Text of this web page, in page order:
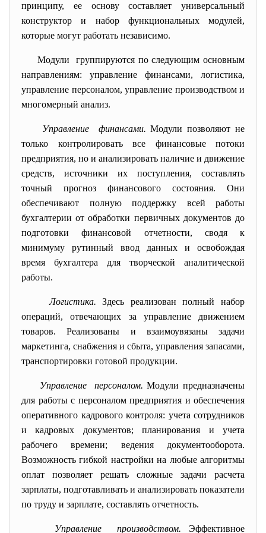
принципу, ее основу составляет универсальный
конструктор и набор функциональных модулей,
которые могут работать независимо.
Модули группируются по следующим основным
направлениям: управление финансами, логистика,
управление персоналом, управление производством и
многомерный анализ.
Управление финансами. Модули позволяют не
только контролировать все финансовые потоки
предприятия, но и анализировать наличие и движение
средств, источники их поступления, составлять
точный прогноз финансового состояния. Они
обеспечивают полную поддержку всей работы
бухгалтерии от обработки первичных документов до
подготовки финансовой отчетности, сводя к
минимуму рутинный ввод данных и освобождая
время бухгалтера для творческой аналитической
работы.
Логистика. Здесь реализован полный набор
операций, отвечающих за управление движением
товаров. Реализованы и взаимоувязаны задачи
маркетинга, снабжения и сбыта, управления запасами,
транспортировки готовой продукции.
Управление персоналом. Модули предназначены
для работы с персоналом предприятия и обеспечения
оперативного кадрового контроля: учета сотрудников
и кадровых документов; планирования и учета
рабочего времени; ведения документооборота.
Возможность гибкой настройки на любые алгоритмы
оплат позволяет решать сложные задачи расчета
зарплаты, подготавливать и анализировать показатели
по труду и зарплате, составлять отчетность.
Управление производством. Эффективное